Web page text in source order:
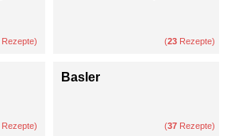
Rezepte) (23 Rezepte)
Rezepte)
Basler
(37 Rezepte)